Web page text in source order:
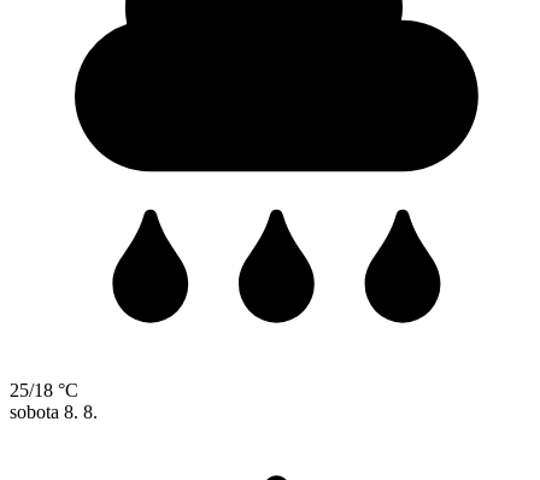
25/18 °C
sobota 8. 8.